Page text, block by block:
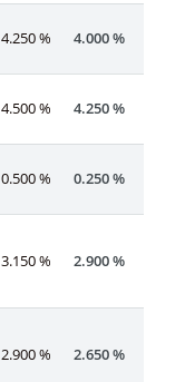
4.250 % 4.000 %
4.500 % 4.250 %
0.500 % 0.250 %
3.150 % 2.900 %
2.900 % 2.650 %